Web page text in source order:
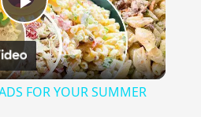
Play
Video
FOR YOUR SUMMER